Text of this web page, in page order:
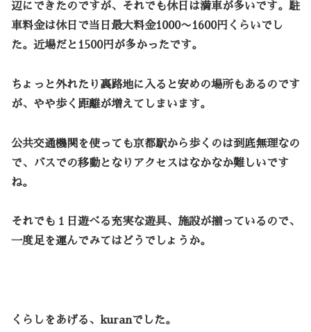
辺にできたのですが、それでも休日は満車が多いです。駐
車料金は休日で当日最大料金1000〜1600円くらいでし
た。近場だと1500円が多かったです。
ちょっと外れたり裏路地に入ると安めの場所もあるのです
が、やや歩く距離が増えてしまいます。
公共交通機関を使っても京都駅から歩くのは到底無理なの
で、バスでの移動となりアクセスはなかなか難しいです
ね。
それでも１日遊べる充実な遊具、施設が揃っているので、
一度足を運んでみてはどうでしょうか。
くらしをあげる、kuranでした。